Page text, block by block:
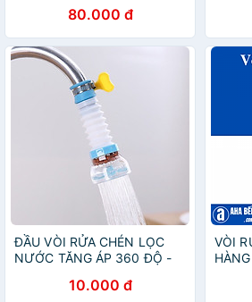
80.000 đ
ĐẦU VÒI RỬA CHÉN LỌC
NƯỚC TĂNG ÁP 360 ĐỘ -
10.000 đ
VÒI